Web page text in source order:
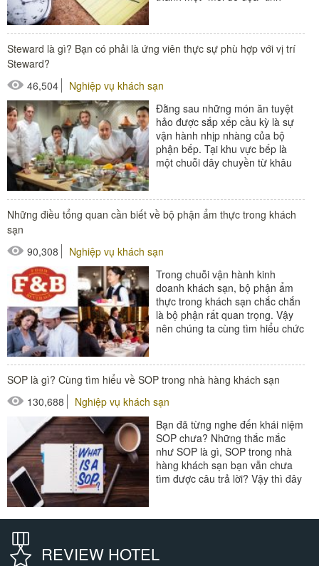
#thiết bị buồng phòng
#thiết bị sảnh - ngoại cảnh
Steward là gì? Bạn có phải là ứng viên thực sự phù hợp với vị trí
Steward?
46,504
Nghiệp vụ khách sạn
Đằng sau những món ăn tuyệt
hảo được sắp xếp cầu kỳ là sự
vận hành nhịp nhàng của bộ
phận bếp. Tại khu vực bếp là
một chuỗi dây chuyền từ khâu
#đồ amenities khách sạn
#thiết bị nhà hàng - bếp
Những điều tổng quan cần biết về bộ phận ẩm thực trong khách
sạn
90,308
Nghiệp vụ khách sạn
Trong chuỗi vận hành kinh
doanh khách sạn, bộ phận ẩm
thực trong khách sạn chắc chắn
là bộ phận rất quan trọng. Vậy
nên chúng ta cùng tìm hiểu chức
#thiết bị nhà hàng - bếp
SOP là gì? Cùng tìm hiểu về SOP trong nhà hàng khách sạn
130,688
Nghiệp vụ khách sạn
Bạn đã từng nghe đến khái niệm
SOP chưa? Những thắc mắc
như SOP là gì, SOP trong nhà
hàng khách sạn bạn vẫn chưa
tìm được câu trả lời? Vậy thì đây
REVIEW HOTEL